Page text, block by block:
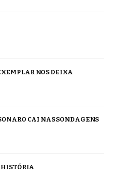
NOS DEIXA
CAI NAS SONDAGENS
HISTÓRIA